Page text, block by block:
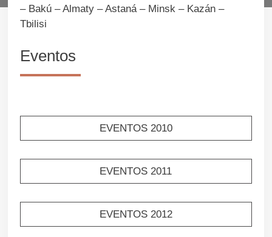
– Bakú – Almaty – Astaná – Minsk – Kazán –
Tbilisi
Eventos
EVENTOS 2010
EVENTOS 2011
EVENTOS 2012